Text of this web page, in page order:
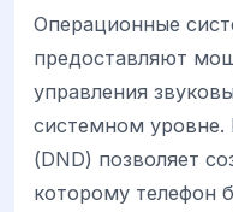
Операционные
предоставляют
управления
системном
(DND) позволяет
которому телефон